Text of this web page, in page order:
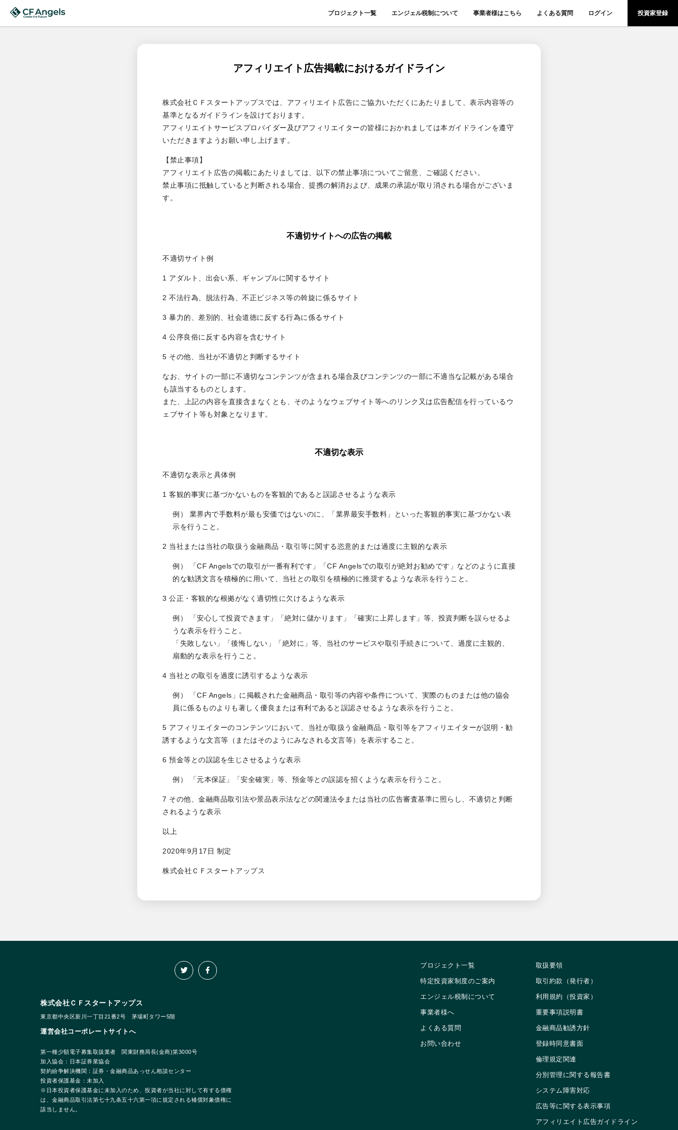
プロジェクト一覧 エンジェル税制について 事業者様はこちら よくある質問 ログイン 投資家登録
アフィリエイト広告掲載におけるガイドライン
株式会社ＣＦスタートアップスでは、アフィリエイト広告にご協力いただくにあたりまして、表示内容等の
基準となるガイドラインを設けております。
アフィリエイトサービスプロバイダー及びアフィリエイターの皆様におかれましては本ガイドラインを遵守
いただきますようお願い申し上げます。
【禁止事項】
アフィリエイト広告の掲載にあたりましては、以下の禁止事項についてご留意、ご確認ください。
禁止事項に抵触していると判断される場合、提携の解消および、成果の承認が取り消される場合がございま
す。
不適切サイトへの広告の掲載
不適切サイト例
1 アダルト、出会い系、ギャンブルに関するサイト
2 不法行為、脱法行為、不正ビジネス等の斡旋に係るサイト
3 暴力的、差別的、社会道徳に反する行為に係るサイト
4 公序良俗に反する内容を含むサイト
5 その他、当社が不適切と判断するサイト
なお、サイトの一部に不適切なコンテンツが含まれる場合及びコンテンツの一部に不適当な記載がある場合
も該当するものとします。
また、上記の内容を直接含まなくとも、そのようなウェブサイト等へのリンク又は広告配信を行っているウ
ェブサイト等も対象となります。
不適切な表示
不適切な表示と具体例
1 客観的事実に基づかないものを客観的であると誤認させるような表示
例） 業界内で手数料が最も安価ではないのに、「業界最安手数料」といった客観的事実に基づかない表
示を行うこと。
2 当社または当社の取扱う金融商品・取引等に関する恣意的または過度に主観的な表示
例） 「CF Angelsでの取引が一番有利です」「CF Angelsでの取引が絶対お勧めです」などのように直接
的な勧誘文言を積極的に用いて、当社との取引を積極的に推奨するような表示を行うこと。
3 公正・客観的な根拠がなく適切性に欠けるような表示
例） 「安心して投資できます」「絶対に儲かります」「確実に上昇します」等、投資判断を誤らせるよ
うな表示を行うこと。
「失敗しない」「後悔しない」「絶対に」等、当社のサービスや取引手続きについて、過度に主観的、
扇動的な表示を行うこと。
4 当社との取引を過度に誘引するような表示
例） 「CF Angels」に掲載された⾦融商品・取引等の内容や条件について、実際のものまたは他の協会
員に係るものよりも著しく優良または有利であると誤認させるような表⽰を行うこと。
5 アフィリエイターのコンテンツにおいて、当社が取扱う金融商品・取引等をアフィリエイターが説明・勧
誘するような文言等（またはそのようにみなされる文言等）を表示すること。
6 預金等との誤認を生じさせるような表示
例） 「元本保証」「安全確実」等、預金等との誤認を招くような表示を行うこと。
7 その他、金融商品取引法や景品表示法などの関連法令または当社の広告審査基準に照らし、不適切と判断
されるような表示
以上
2020年9月17日 制定
株式会社ＣＦスタートアップス
株式会社ＣＦスタートアップス
東京都中央区新川一丁目21番2号 茅場町タワー5階
運営会社コーポレートサイトへ
第一種少額電子募集取扱業者 関東財務局長(金商)第3000号
加入協会：日本証券業協会
契約紛争解決機関：証券・金融商品あっせん相談センター
投資者保護基金：未加入
※日本投資者保護基金に未加入のため、投資者が当社に対して有する債権
は、金融商品取引法第七十九条五十六第一項に規定される補償対象債権に
該当しません。
プロジェクト一覧
特定投資家制度のご案内
エンジェル税制について
事業者様へ
よくある質問
お問い合わせ
取扱要領
取引約款（発行者）
利用規約（投資家）
重要事項説明書
金融商品勧誘方針
登録時同意書面
倫理規定関連
分別管理に関する報告書
システム障害対応
広告等に関する表示事項
アフィリエイト広告ガイドライン